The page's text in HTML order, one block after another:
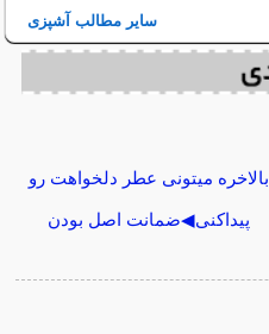
سایر مطالب آشپزی
بالاخره میتونی عطر دلخواهت رو
پیداکنی◀ضمانت اصل بودن